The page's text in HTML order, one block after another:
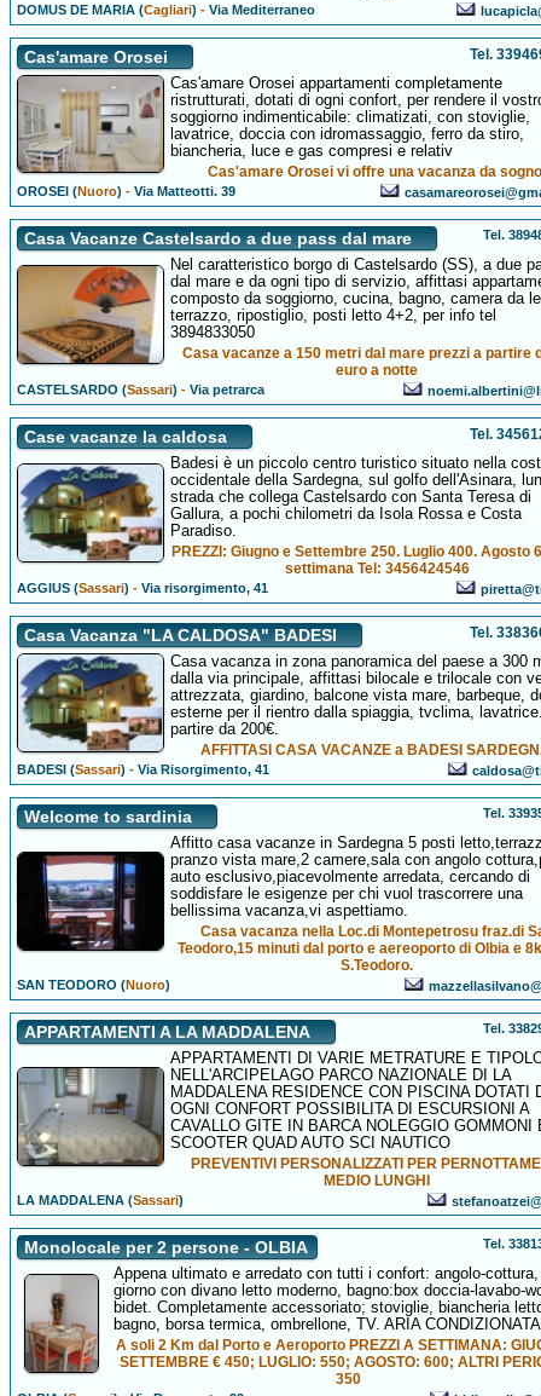
DOMUS DE MARIA (Cagliari) -Via Mediterraneo
Cas'amare Orosei Tel.
Cas'amare Orosei appartamenti completamente
ristrutturati, dotati di ogni confort, per rendere il
soggiorno indimenticabile: climatizati, con stoviglie,
lavatrice, doccia con idromassaggio, ferro da stiro,
biancheria, luce e gas compresi e relativ
Cas'amare Orosei vi offre una vacanza da
OROSEI (Nuoro) -Via Matteotti. 39
Casa Vacanze Castelsardo a due pass dal mare Tel.
Nel caratteristico borgo di Castelsardo (SS), a due
dal mare e da ogni tipo di servizio, affittasi
composto da soggiorno, cucina, bagno, camera da
terrazzo, ripostiglio, posti letto 4+2, per info tel
3894833050
Casa vacanze a 150 metri dal mare prezzi a partire
euro a notte
CASTELSARDO (Sassari) -Via petrarca
Case vacanze la caldosa Tel.
Badesi è un piccolo centro turistico situato nella
occidentale della Sardegna, sul golfo dell'Asinara,
strada che collega Castelsardo con Santa Teresa di
Gallura, a pochi chilometri da Isola Rossa e Costa
Paradiso.
PREZZI: Giugno e Settembre 250. Luglio 400. Agosto
settimana Tel: 3456424546
AGGIUS (Sassari) -Via risorgimento, 41
Casa Vacanza "LA CALDOSA" BADESI Tel.
Casa vacanza in zona panoramica del paese a 300
dalla via principale, affittasi bilocale e trilocale con
attrezzata, giardino, balcone vista mare, barbeque,
esterne per il rientro dalla spiaggia, tvclima,
partire da 200€.
AFFITTASI CASA VACANZE a BADESI
BADESI (Sassari) -Via Risorgimento, 41
Welcome to sardinia Tel.
Affitto casa vacanze in Sardegna 5 posti
pranzo vista mare,2 camere,sala con angolo
auto esclusivo,piacevolmente arredata, cercando di
soddisfare le esigenze per chi vuol trascorrere una
bellissima vacanza,vi aspettiamo.
Casa vacanza nella Loc.di Montepetrosu fraz.di
Teodoro,15 minuti dal porto e aereoporto di Olbia e
S.Teodoro.
SAN TEODORO (Nuoro)
APPARTAMENTI A LA MADDALENA Tel.
APPARTAMENTI DI VARIE METRATURE E
NELL'ARCIPELAGO PARCO NAZIONALE DI LA
MADDALENA RESIDENCE CON PISCINA DOTATI
OGNI CONFORT POSSIBILITA DI ESCURSIONI A
CAVALLO GITE IN BARCA NOLEGGIO GOMMONI
SCOOTER QUAD AUTO SCI NAUTICO
PREVENTIVI PERSONALIZZATI PER
MEDIO LUNGHI
LA MADDALENA (Sassari)
Monolocale per 2 persone - OLBIA Tel.
Appena ultimato e arredato con tutti i confort: angolo-
giorno con divano letto moderno, bagno:box doccia-lavabo-
bidet. Completamente accessoriato; stoviglie, biancheria
bagno, borsa termica, ombrellone, TV. ARIA CONDIZIONATA
A soli 2 Km dal Porto e Aeroporto PREZZI A SETTIMANA:
SETTEMBRE € 450; LUGLIO: 550; AGOSTO: 600; ALTRI
350